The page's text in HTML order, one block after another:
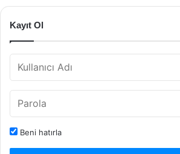
Kayıt Ol
Beni hatırla